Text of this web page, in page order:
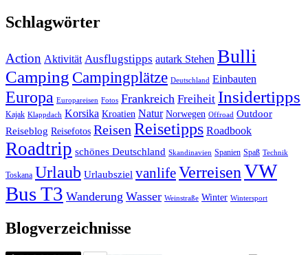
Schlagwörter
Action Aktivität Ausflugstipps autark Stehen Bulli
Camping Campingplätze Deutschland Einbauten
Europa Europareisen Fotos Frankreich Freiheit Insidertipps
Kajak Klappdach Korsika Kroatien Natur Norwegen Offroad Outdoor
Reiseblog Reisefotos ReisenReisetipps Roadbook
Roadtrip schönes Deutschland Skandinavien Spanien Spaß Technik
Toskana Urlaub Urlaubsziel vanlifeVerreisenVW
Bus T3 Wanderung Wasser Weinstraße Winter Wintersport
Blogverzeichnisse